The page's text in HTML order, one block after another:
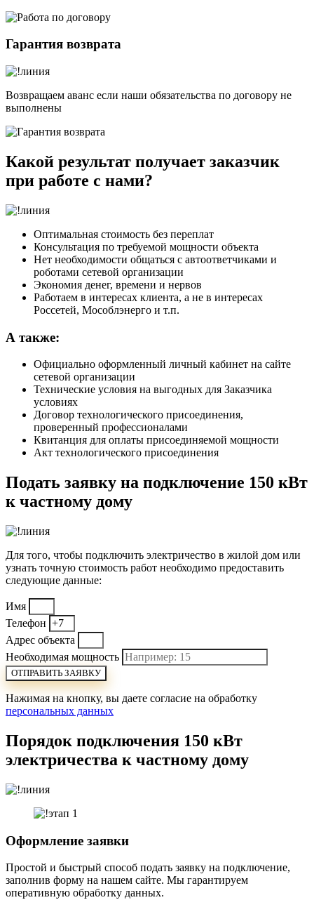
Гарантия возврата
Возвращаем аванс если наши обязательства по договору не
выполнены
Какой результат получает заказчик
при работе с нами?​
Оптимальная стоимость без переплат
Консультация по требуемой мощности объекта
Нет необходимости общаться с автоответчиками и
роботами сетевой организации
Экономия денег, времени и нервов
Работаем в интересах клиента, а не в интересах
Россетей, Мособлэнерго и т.п.
А также:
Официально оформленный личный кабинет на сайте
сетевой организации
Технические условия на выгодных для Заказчика
условиях
Договор технологического присоединения,
проверенный профессионалами
Квитанция для оплаты присоединяемой мощности
Акт технологического присоединения
Подать заявку на подключение 150 кВт
к частному дому
Для того, чтобы подключить электричество в жилой дом или
узнать точную стоимость работ необходимо предоставить
следующие данные:
Имя
Телефон
Адрес объекта
Необходимая мощность
ОТПРАВИТЬ ЗАЯВКУ
Нажимая на кнопку, вы даете согласие на обработку
персональных данных
Порядок подключения 150 кВт
электричества к частному дому
Оформление заявки
Простой и быстрый способ подать заявку на подключение,
заполнив форму на нашем сайте. Мы гарантируем
оперативную обработку данных.